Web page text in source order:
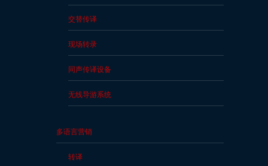
交替传译
现场转录
同声传译设备
无线导游系统
多语言营销
转译